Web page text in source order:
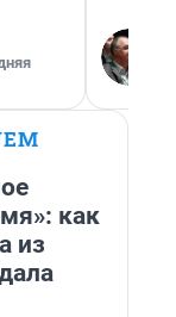
как
из